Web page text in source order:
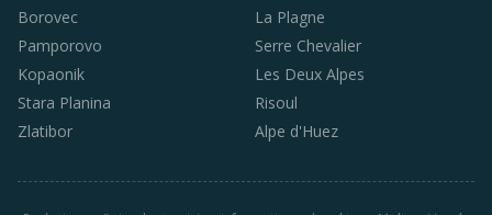
Borovec
Pamporovo
Kopaonik
Stara Planina
Zlatibor
La Plagne
Serre Chevalier
Les Deux Alpes
Risoul
Alpe d'Huez